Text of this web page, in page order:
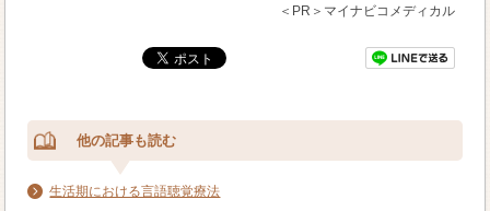
＜PR＞マイナビコメディカル
他の記事も読む
生活期における言語聴覚療法